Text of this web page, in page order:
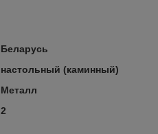
Беларусь
настольный (каминный)
Металл
2